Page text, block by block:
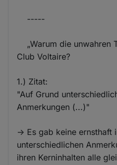
-----
„Warum die unwahren
Club Voltaire?
1.) Zitat:
"Auf Grund
Anmerkungen (...)"
-> Es gab keine ernsthaft
unterschiedlichen
ihren Kerninhalten alle